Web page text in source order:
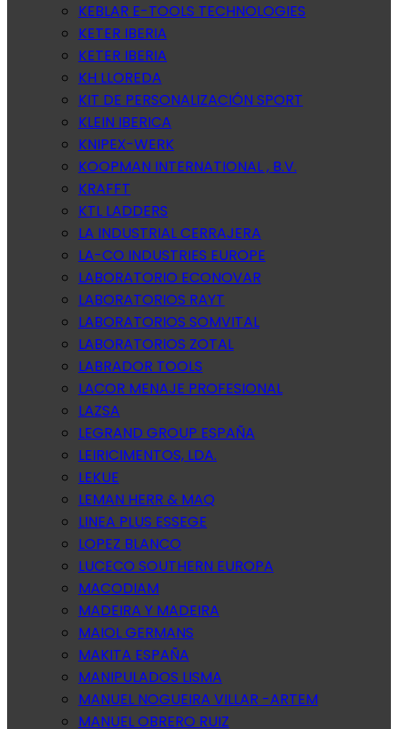
KEBLAR E-TOOLS TECHNOLOGIES
KETER IBERIA
KETER IBERIA
KH LLOREDA
KIT DE PERSONALIZACIÓN SPORT
KLEIN IBERICA
KNIPEX-WERK
KOOPMAN INTERNATIONAL , B.V.
KRAFFT
KTL LADDERS
LA INDUSTRIAL CERRAJERA
LA-CO INDUSTRIES EUROPE
LABORATORIO ECONOVAR
LABORATORIOS RAYT
LABORATORIOS SOMVITAL
LABORATORIOS ZOTAL
LABRADOR TOOLS
LACOR MENAJE PROFESIONAL
LAZSA
LEGRAND GROUP ESPAÑA
LEIRICIMENTOS, LDA.
LEKUE
LEMAN HERR & MAQ
LINEA PLUS ESSEGE
LOPEZ BLANCO
LUCECO SOUTHERN EUROPA
MACODIAM
MADEIRA Y MADEIRA
MAIOL GERMANS
MAKITA ESPAÑA
MANIPULADOS LISMA
MANUEL NOGUEIRA VILLAR -ARTEM
MANUEL OBRERO RUIZ